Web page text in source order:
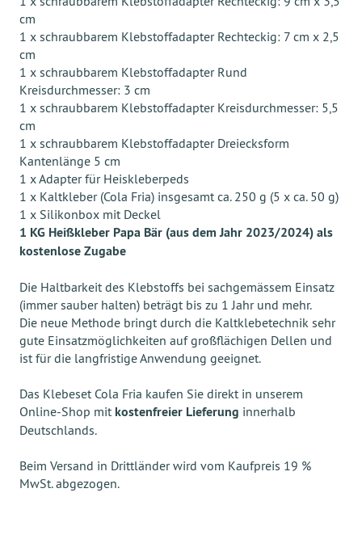
cm
1 x schraubbarem Klebstoffadapter Rechteckig: 7 cm x 2,5
cm
1 x schraubbarem Klebstoffadapter Rund
Kreisdurchmesser: 3 cm
1 x schraubbarem Klebstoffadapter Kreisdurchmesser: 5,5
cm
1 x schraubbarem Klebstoffadapter Dreiecksform
Kantenlänge 5 cm
1 x Adapter für Heiskleberpeds
1 x Kaltkleber (Cola Fria) insgesamt ca. 250 g (5 x ca. 50 g)
1 x Silikonbox mit Deckel
1 KG Heißkleber Papa Bär (aus dem Jahr 2023/2024) als
kostenlose Zugabe
Die Haltbarkeit des Klebstoffs bei sachgemässem Einsatz
(immer sauber halten) beträgt bis zu 1 Jahr und mehr.
Die neue Methode bringt durch die Kaltklebetechnik sehr
gute Einsatzmöglichkeiten auf großflächigen Dellen und
ist für die langfristige Anwendung geeignet.
Das Klebeset Cola Fria kaufen Sie direkt in unserem
Online-Shop mit kostenfreier Lieferung innerhalb
Deutschlands.
Beim Versand in Drittländer wird vom Kaufpreis 19 %
MwSt. abgezogen.